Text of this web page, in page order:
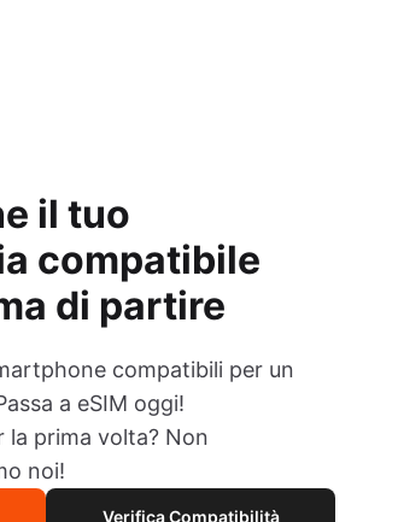
il tuo
compatibile
di partire
compatibili per un
a eSIM oggi!
la prima volta? Non
noi!
Verifica Compatibilità